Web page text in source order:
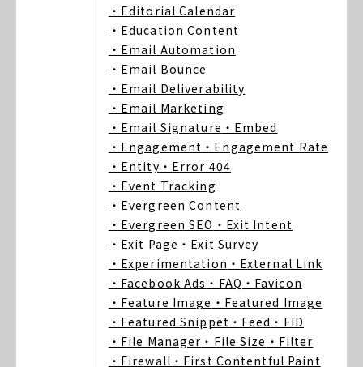
・Editorial Calendar
・Education Content
・Email Automation
・Email Bounce
・Email Deliverability
・Email Marketing
・Email Signature ・Embed
・Engagement ・Engagement Rate
・Entity ・Error 404
・Event Tracking
・Evergreen Content
・Evergreen SEO ・Exit Intent
・Exit Page ・Exit Survey
・Experimentation ・External Link
・Facebook Ads ・FAQ ・Favicon
・Feature Image ・Featured Image
・Featured Snippet ・Feed ・FID
・File Manager ・File Size ・Filter
・Firewall ・First Contentful Paint